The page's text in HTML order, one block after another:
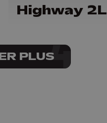
Highway 2L
PLUS